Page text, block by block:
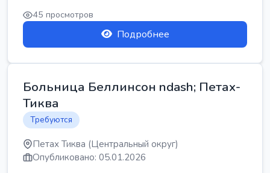
45 просмотров
Подробнее
Больница Беллинсон ndash; Петах-
Тиква
Требуются
Петах Тиква (Центральный округ)
Опубликовано: 05.01.2026